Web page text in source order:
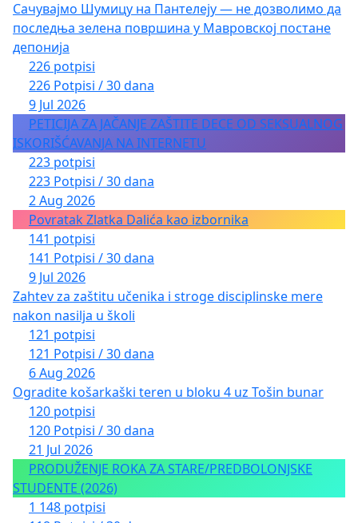
Сачувајмо Шумицу на Пантелеју — не дозволимо да
последња зелена површина у Мавровској постане
депонија
226 potpisi
226 Potpisi / 30 dana
9 Jul 2026
PETICIJA ZA JAČANJE ZAŠTITE DECE OD SEKSUALNOG
ISKORIŠĆAVANJA NA INTERNETU
223 potpisi
223 Potpisi / 30 dana
2 Aug 2026
Povratak Zlatka Dalića kao izbornika
141 potpisi
141 Potpisi / 30 dana
9 Jul 2026
Zahtev za zaštitu učenika i stroge disciplinske mere
nakon nasilja u školi
121 potpisi
121 Potpisi / 30 dana
6 Aug 2026
Ogradite košarkaški teren u bloku 4 uz Tošin bunar
120 potpisi
120 Potpisi / 30 dana
21 Jul 2026
PRODUŽENJE ROKA ZA STARE/PREDBOLONJSKE
STUDENTE (2026)
1 148 potpisi